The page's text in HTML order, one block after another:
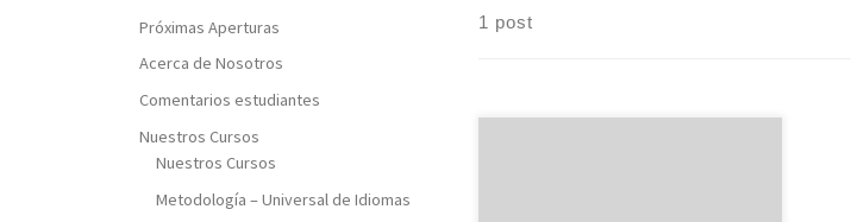
1 post
Próximas Aperturas
Acerca de Nosotros
Comentarios estudiantes
Nuestros Cursos
Nuestros Cursos
Metodología – Universal de Idiomas